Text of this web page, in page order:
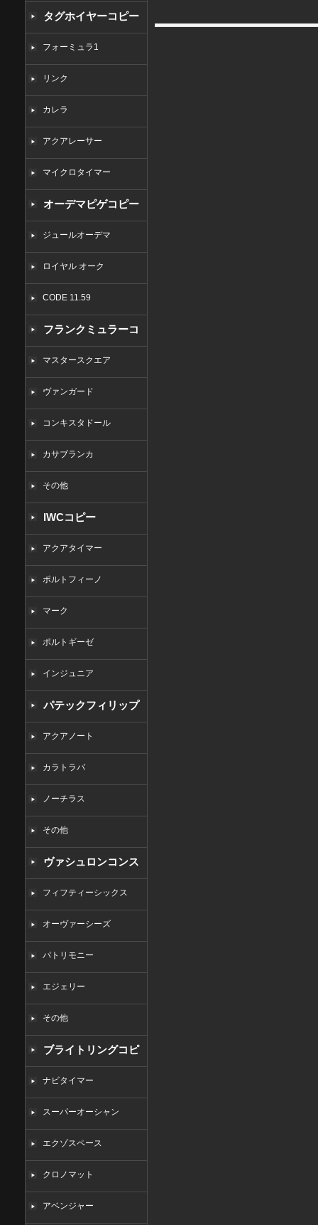
タグホイヤーコピー
フォーミュラ1
リンク
カレラ
アクアレーサー
マイクロタイマー
オーデマピゲコピー
ジュールオーデマ
ロイヤル オーク
CODE 11.59
フランクミュラーコ
ピーマスタースクエア
ヴァンガード
コンキスタドール
カサブランカ
その他
IWCコピー
アクアタイマー
ポルトフィーノ
マーク
ポルトギーゼ
インジュニア
パテックフィリップ
コピーアクアノート
カラトラバ
ノーチラス
その他
ヴァシュロンコンス
タンタンコピー
フィフティーシックス
オーヴァーシーズ
パトリモニー
エジェリー
その他
ブライトリングコピ
ー ナビタイマー
スーパーオーシャン
エクゾスペース
クロノマット
アベンジャー